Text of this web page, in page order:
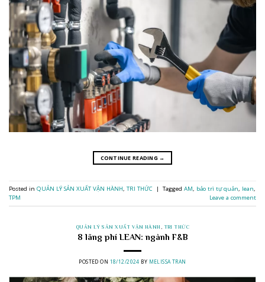
CONTINUE READING →
Posted in QUẢN LÝ SẢN XUẤT VẬN HÀNH, TRI THỨC | Tagged AM, bảo trì tự quản, lean,
TPM
Leave a comment
QUẢN LÝ SẢN XUẤT VẬN HÀNH , TRI THỨC
8 lãng phí LEAN: ngành F&B
POSTED ON 18/12/2024 BY MELISSA TRAN